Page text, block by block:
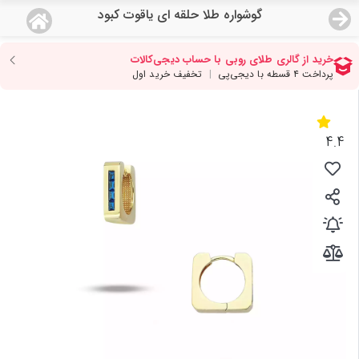
گوشواره طلا حلقه ای یاقوت کبود
منو
صفحه اصلی
دسته بندی محصولات
نمایندگی ها
مجله روبی
درباره ما
4.4